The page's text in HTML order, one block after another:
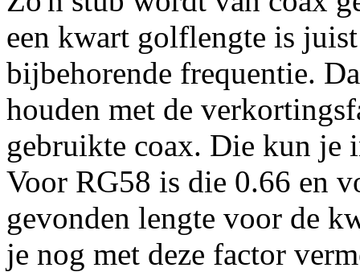
een kwart golflengte is
bijbehorende frequentie.
houden met de
gebruikte coax. Die kun je
Voor RG58 is die 0.66 en
gevonden lengte voor de
je nog met deze factor